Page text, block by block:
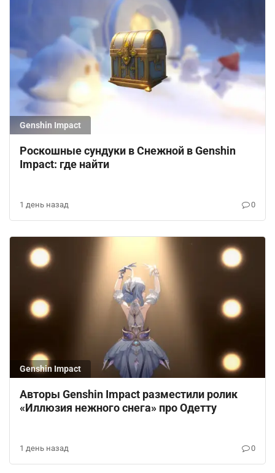
Genshin Impact
Роскошные сундуки в Снежной в Genshin
Impact: где найти
1 день назад 0
Genshin Impact
Авторы Genshin Impact разместили ролик
«Иллюзия нежного снега» про Одетту
1 день назад 0